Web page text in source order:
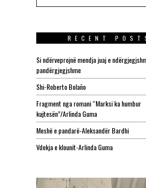
RECENT
Si ndërveprojnë mendja juaj e
pandërgjegjshme
Shi-Roberto Bolaño
Fragment nga romani “Marksi ka humbur
kujtesën”/Arlinda Guma
Meshë e pandarë-Aleksandër Bardhi
Vdekja e klounit-Arlinda Guma